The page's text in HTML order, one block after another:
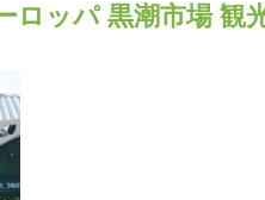
ロッパ 黒潮市場 観